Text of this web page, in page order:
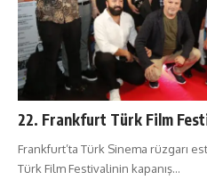
22. Frankfurt Türk Film
Frankfurt’ta Türk Sinema rüzgarı
Türk Film Festivalinin kapanış…